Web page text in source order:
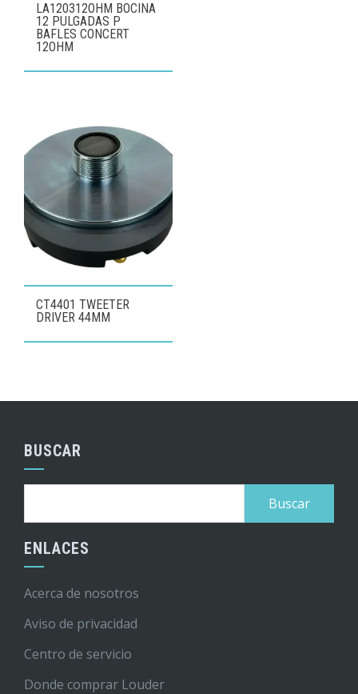
LA120312OHM BOCINA
12 PULGADAS P
BAFLES CONCERT
12OHM
CT4401 TWEETER
DRIVER 44MM
BUSCAR
ENLACES
Acerca de nosotros
Aviso de privacidad
Centro de servicio
Donde comprar Louder